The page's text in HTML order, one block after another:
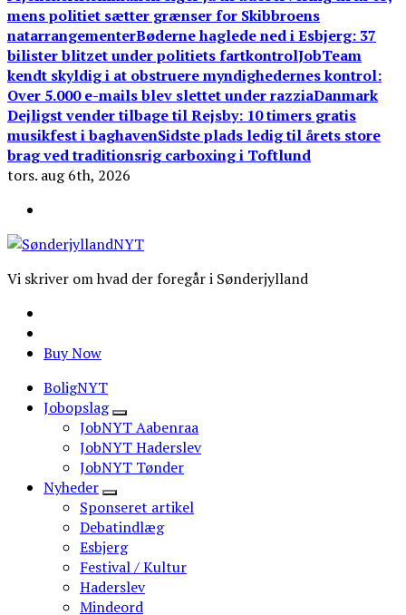
mens politiet sætter grænser for Skibbroens
natarrangementerBøderne haglede ned i Esbjerg: 37
bilister blitzet under politiets fartkontrolJobTeam
kendt skyldig i at obstruere myndighedernes kontrol:
Over 5.000 e-mails blev slettet under razziaDanmark
Dejligst vender tilbage til Rejsby: 10 timers gratis
musikfest i baghavenSidste plads ledig til årets store
brag ved traditionsrig carboxing i Toftlund
tors. aug 6th, 2026
Vi skriver om hvad der foregår i Sønderjylland
Buy Now
BoligNYT
Jobopslag
JobNYT Aabenraa
JobNYT Haderslev
JobNYT Tønder
Nyheder
Sponseret artikel
Debatindlæg
Esbjerg
Festival / Kultur
Haderslev
Mindeord